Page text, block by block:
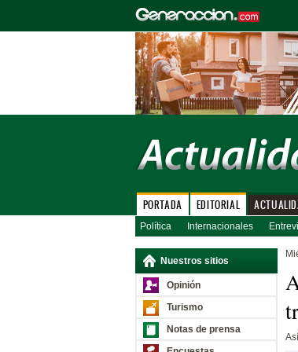
PORTADA EDITORIAL
Política Internacionales
Nuestros sitios
Opinión
Turismo
Notas de prensa